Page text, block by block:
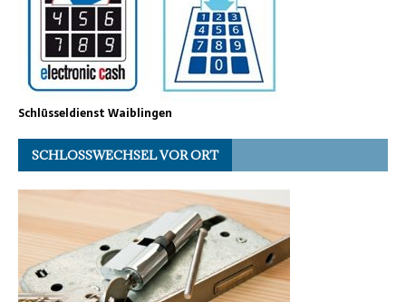
Schlüsseldienst Waiblingen
SCHLOSSWECHSEL VOR ORT